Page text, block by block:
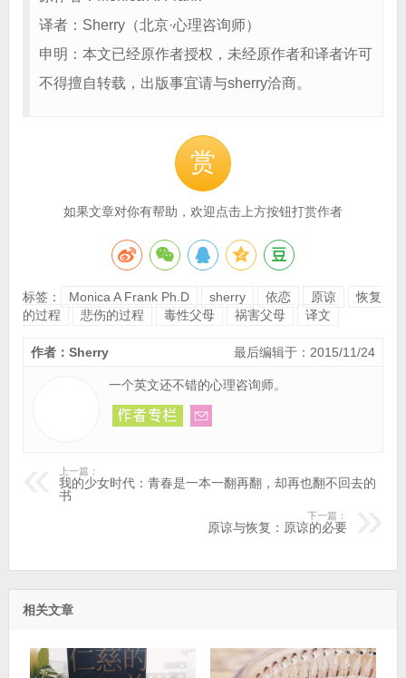
译者：Sherry（北京·心理咨询师）
申明：本文已经原作者授权，未经原作者和译者许可
不得擅自转载，出版事宜请与sherry洽商。
赏
如果文章对你有帮助，欢迎点击上方按钮打赏作者
标签： Monica A Frank Ph.D sherry 依恋 原谅
恢复
的过程
悲伤的过程 毒性父母 祸害父母 译文
最后编辑于：2015/11/24
作者：Sherry
一个英文还不错的心理咨询师。
上一篇：
我的少女时代：青春是一本一翻再翻，却再也翻不回去的
书
下一篇：
原谅与恢复：原谅的必要
相关文章